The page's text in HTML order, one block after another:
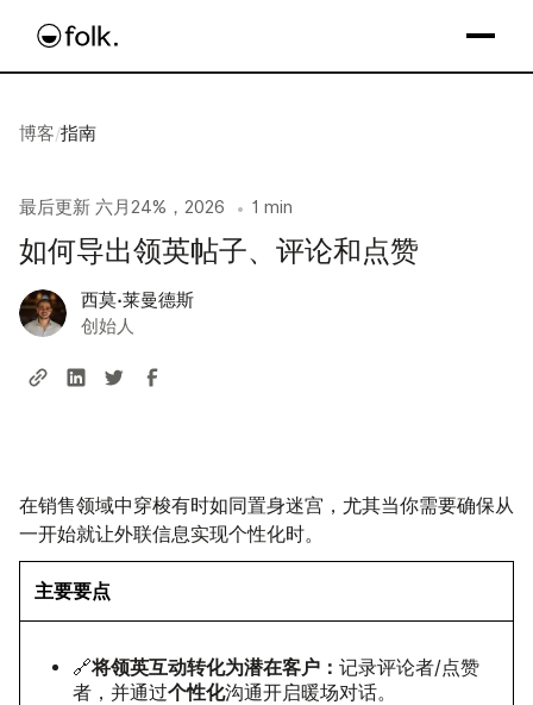
博客/指南
最后更新 六月24%，2026 • 1 min
如何导出领英帖子、评论和点赞
西莫·莱曼德斯
创始人
在销售领域中穿梭有时如同置身迷宫，尤其当你需要确保从
一开始就让外联信息实现个性化时。
主要要点
🔗将领英互动转化为潜在客户： 记录评论者/点赞
者，并通过个性化沟通开启暖场对话。